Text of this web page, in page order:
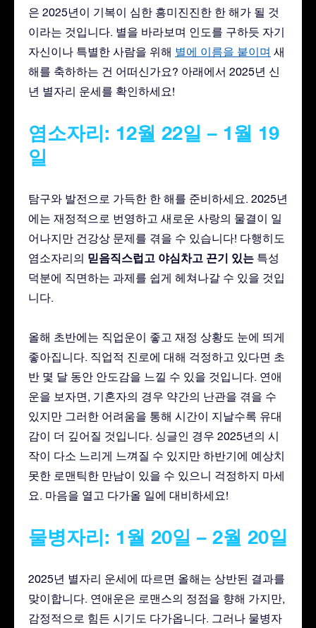
은 2025년이 기복이 심한 흥미진진한 한 해가 될 것
이라는 것입니다. 별을 바라보며 인도를 구하듯 자기
자신이나 특별한 사람을 위해 별에 이름을 붙이며 새
해를 축하하는 건 어떠신가요? 아래에서 2025년 신
년 별자리 운세를 확인하세요!
염소자리: 12월 22일 – 1월 19
일
탐구와 발전으로 가득한 한 해를 준비하세요. 2025년
에는 재정적으로 번영하고 새로운 사랑의 물결이 일
어나지만 건강상 문제를 겪을 수 있습니다! 다행히도
염소자리의 믿음직스럽고 야심차고 끈기 있는 특성
덕분에 직면하는 과제를 쉽게 헤쳐나갈 수 있을 것입
니다.
올해 초반에는 직업운이 좋고 재정 상황도 눈에 띄게
좋아집니다. 직업적 진로에 대해 걱정하고 있다면 초
반 몇 달 동안 안도감을 느낄 수 있을 것입니다. 연애
운을 보자면, 기혼자의 경우 약간의 난관을 겪을 수
있지만 그러한 어려움을 통해 시간이 지날수록 유대
감이 더 깊어질 것입니다. 싱글인 경우 2025년의 시
작이 다소 느리게 느껴질 수 있지만 하반기에 예상치
못한 로맨틱한 만남이 있을 수 있으니 걱정하지 마세
요. 마음을 열고 다가올 일에 대비하세요!
물병자리: 1월 20일 – 2월 20일
2025년 별자리 운세에 따르면 올해는 상반된 결과를
맞이합니다. 연애운은 로맨스의 정점을 향해 가지만,
감정적으로 힘든 시기도 다가옵니다. 그러나 물병자